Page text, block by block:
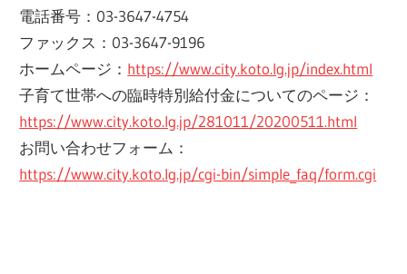
電話番号：03-3647-4754
ファックス：03-3647-9196
ホームページ： https://www.city.koto.lg.jp/index.html
子育て世帯への臨時特別給付金についてのページ：
https://www.city.koto.lg.jp/281011/20200511.html
お問い合わせフォーム：
https://www.city.koto.lg.jp/cgi-bin/simple_faq/form.cgi